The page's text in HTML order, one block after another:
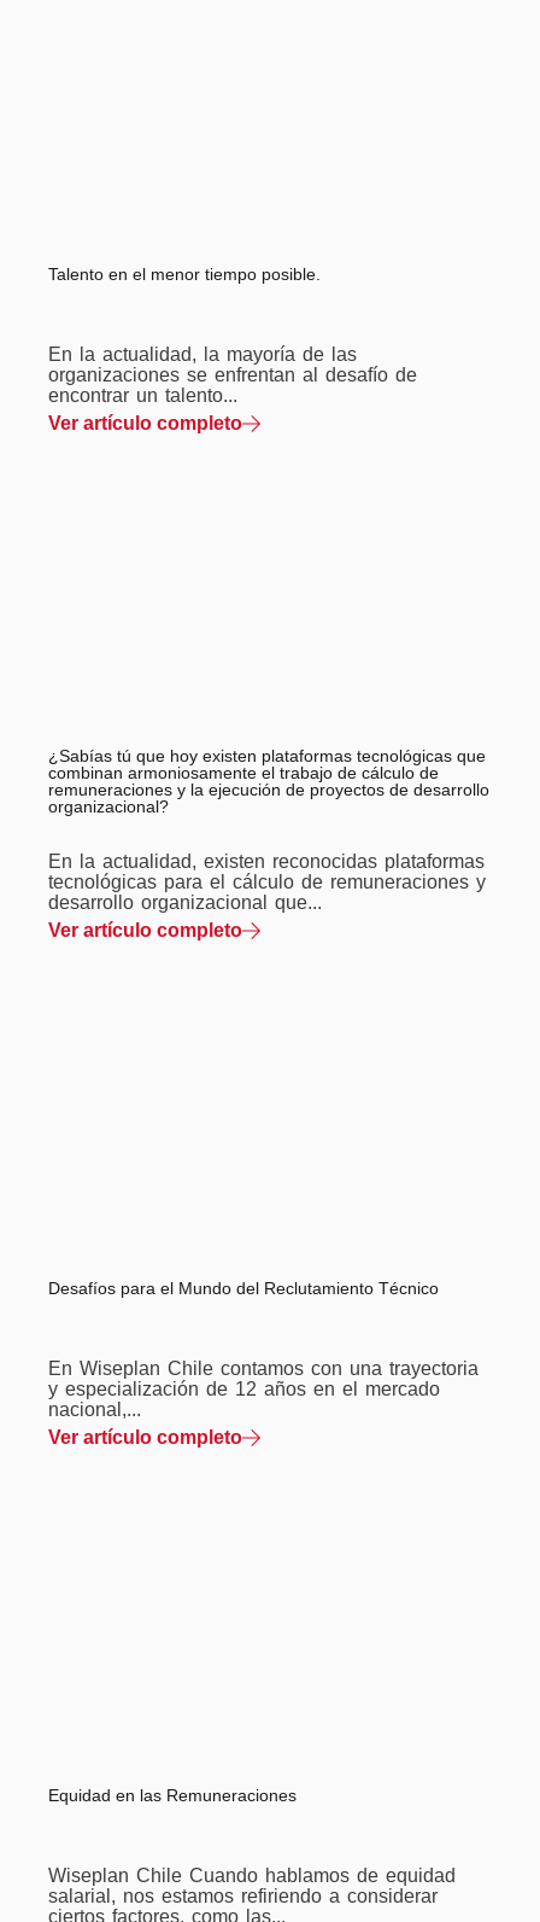
Talento en el menor tiempo posible.
En la actualidad, la mayoría de las
organizaciones se enfrentan al desafío de
encontrar un talento...
Ver artículo completo
¿Sabías tú que hoy existen plataformas tecnológicas que
combinan armoniosamente el trabajo de cálculo de
remuneraciones y la ejecución de proyectos de desarrollo
organizacional?
En la actualidad, existen reconocidas plataformas
tecnológicas para el cálculo de remuneraciones y
desarrollo organizacional que...
Ver artículo completo
Desafíos para el Mundo del Reclutamiento Técnico
En Wiseplan Chile contamos con una trayectoria
y especialización de 12 años en el mercado
nacional,...
Ver artículo completo
Equidad en las Remuneraciones
Wiseplan Chile Cuando hablamos de equidad
salarial, nos estamos refiriendo a considerar
ciertos factores, como las...